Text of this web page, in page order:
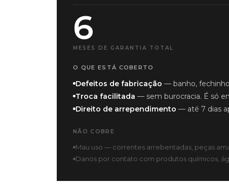
6
MESES DE GARANTIA TOTAL
O QUE ESTÁ COBERTO
Defeitos de fabricação — banho,
Troca facilitada — sem burocracia. É só
Direito de arrependimento — até 7 dias
NÃO COBRE
Mau uso — correntes arrebentadas, peças
Danos por contato com produtos químicos,